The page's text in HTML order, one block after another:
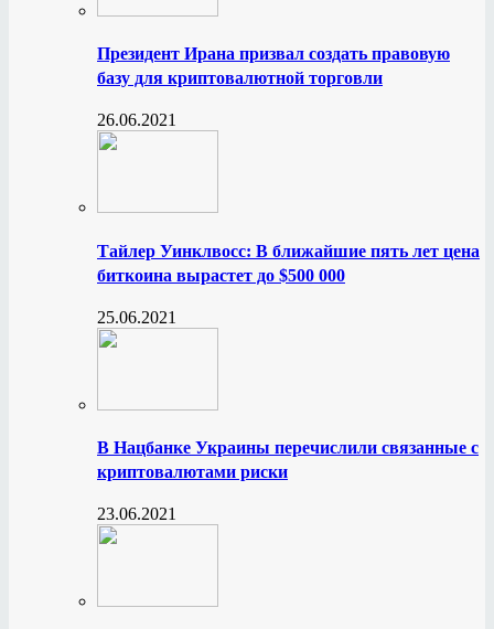
Президент Ирана призвал создать правовую
базу для криптовалютной торговли
26.06.2021
Тайлер Уинклвосс: В ближайшие пять лет цена
биткоина вырастет до $500 000
25.06.2021
В Нацбанке Украины перечислили связанные с
криптовалютами риски
23.06.2021